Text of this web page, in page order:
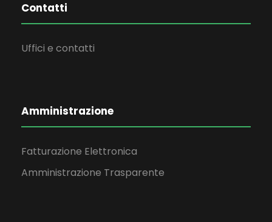
Contatti
Uffici e contatti
Amministrazione
Fatturazione Elettronica
Amministrazione Trasparente